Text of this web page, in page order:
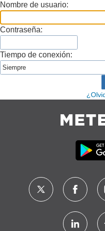
Nombre de usuario:
Contraseña:
Tiempo de conexión: